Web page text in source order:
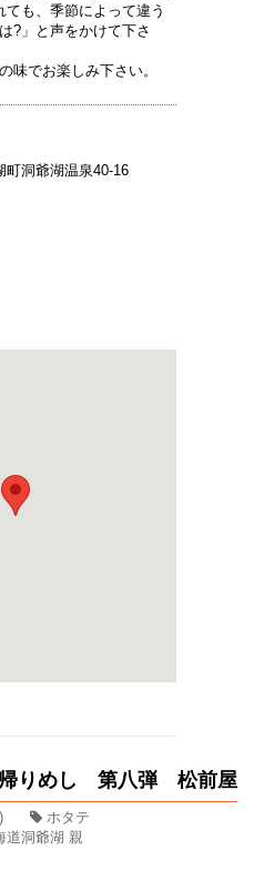
も、季節によって違う
?」と声をかけて下さ
味でお楽しみ下さい。
町洞爺湖温泉40-16
帰りめし 第八弾 松前屋
ホタテ
道洞爺湖 親